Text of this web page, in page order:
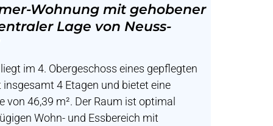
Wohnung mit gehobener
Lage von Neuss-
im 4. Obergeschoss eines gepflegten
4 Etagen und bietet eine
von 46,39 m². Der Raum ist optimal
Wohn- und Essbereich mit